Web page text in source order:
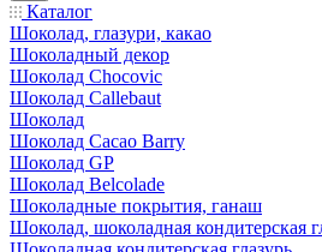
Каталог
Шоколад, глазури, какао
Шоколадный декор
Шоколад Chocovic
Шоколад Callebaut
Шоколад
Шоколад Cacao Barry
Шоколад GP
Шоколад Belcolade
Шоколадные покрытия, ганаш
Шоколад, шоколадная кондитерская